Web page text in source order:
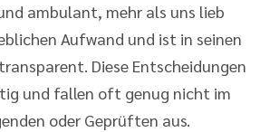
ambulant, mehr als uns lieb
Aufwand und ist in seinen
Diese Entscheidungen
und fallen oft genug nicht im
oder Geprüften aus.